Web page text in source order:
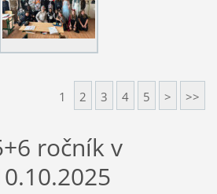
1 2 3 4 5 > >>
ročník v